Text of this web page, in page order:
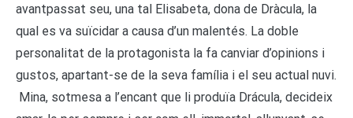
avantpassat seu, una tal Elisabeta, dona de Dràcula, la
qual es va suïcidar a causa d’un malentés. La doble
personalitat de la protagonista la fa canviar d’opinions i
gustos, apartant-se de la seva família i el seu actual nuvi.
Mina, sotmesa a l’encant que li produïa Drácula, decideix